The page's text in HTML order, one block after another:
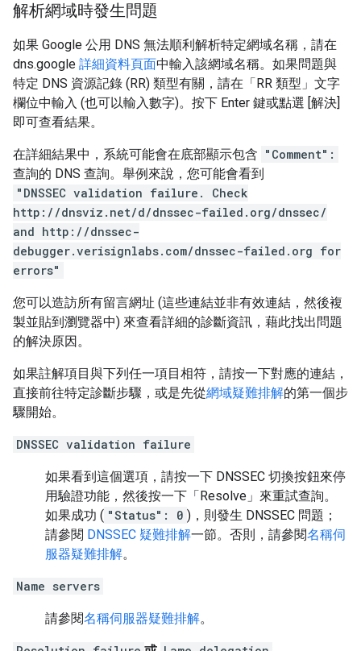
解析網域時發生問題
如果 Google 公用 DNS 無法順利解析特定網域名稱，請在
dns.google 詳細資料頁面中輸入該網域名稱。如果問題與
特定 DNS 資源記錄 (RR) 類型有關，請在「RR 類型」文字
欄位中輸入 (也可以輸入數字)。按下 Enter 鍵或點選 [解決]
即可查看結果。
在詳細結果中，系統可能會在底部顯示包含 "Comment":
查詢的 DNS 查詢。舉例來說，您可能會看到
"DNSSEC validation failure. Check
http://dnsviz.net/d/dnssec-failed.org/dnssec/
and http://dnssec-
debugger.verisignlabs.com/dnssec-failed.org for
errors"
您可以造訪所有留言網址 (這些連結並非有效連結，然後複
製並貼到瀏覽器中) 來查看詳細的診斷資訊，藉此找出問題
的解決原因。
如果註解項目與下列任一項目相符，請按一下對應的連結，
直接前往特定診斷步驟，或是先從網域疑難排解的第一個步
驟開始。
DNSSEC validation failure
如果看到這個選項，請按一下 DNSSEC 切換按鈕來停
用驗證功能，然後按一下「Resolve」 來重試查詢。
如果成功 ( "Status": 0 )，則發生 DNSSEC 問題；
請參閱 DNSSEC 疑難排解一節。否則，請參閱名稱伺
服器疑難排解。
Name servers
請參閱名稱伺服器疑難排解。